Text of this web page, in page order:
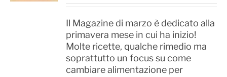
Il Magazine di marzo è dedicato alla
primavera mese in cui ha inizio!
Molte ricette, qualche rimedio ma
soprattutto un focus su come
cambiare alimentazione per